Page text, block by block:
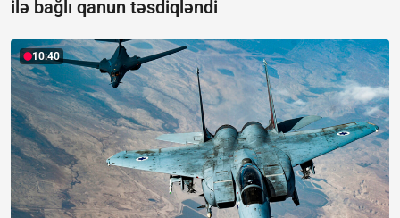
ilə bağlı qanun təsdiqləndi
10:40